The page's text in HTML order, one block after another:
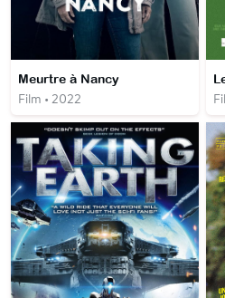
Meurtre à Nancy
Film • 2022